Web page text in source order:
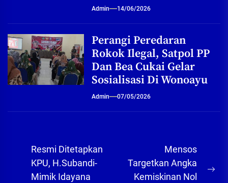
Admin 14/06/2026
Perangi Peredaran
Rokok Ilegal, Satpol PP
Dan Bea Cukai Gelar
Sosialisasi Di Wonoayu
Admin 07/05/2026
Navigasi
pos
Resmi Ditetapkan
KPU, H.Subandi-
Mimik Idayana
Mensos
Targetkan Angka
Kemiskinan Nol